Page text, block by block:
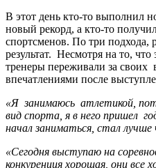
В этот день кто-то выполнил
новый рекорд, а кто-то
спортсменов. По три
результат. Несмотря на то,
тренеры переживали за
впечатлениями после
«Я занимаюсь атлетикой,
вид спорта, я в него пришел
начал заниматься, стал лучше
«Сегодня выступаю на
конкуренция хорошая, они